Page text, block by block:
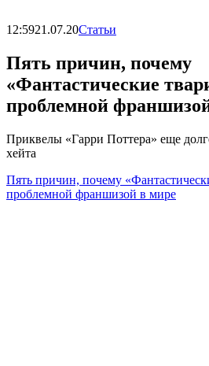
12:5921.07.20Статьи
Пять причин, почему
«Фантастические
проблемной
Приквелы «Гарри Поттера» еще
хейта
Пять причин, почему
проблемной франшизой в мире